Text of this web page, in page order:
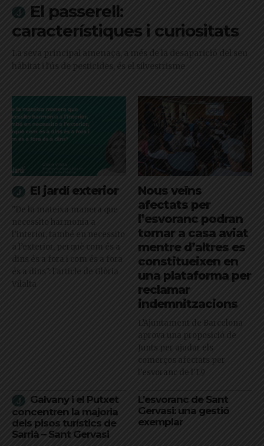
El passerell:
característiques i curiositats
La seva principal amenaça, a més de la desaparició del seu
hàbitat i l'ús de pesticides, és el silvestrisme
El jardí exterior
"De la mateixa manera que
necessito harmonia a
l’interior, també en necessito
a l’exterior, perquè com és a
dins és a fora i com és a fora
és a dins": l'article de Glòria
Vilalta
Nous veïns
afectats per
l’esvoranc podran
tornar a casa aviat
mentre d’altres es
constitueixen en
una plataforma per
reclamar
indemnitzacions
L’Ajuntament de Barcelona
aprova una proposició de
Junts per ajudar els
comerços afectats per
l'esvoranc de l'L9
Galvany i el Putxet
concentren la majoria
dels pisos turístics de
Sarrià – Sant Gervasi
L’esvoranc de Sant
Gervasi: una gestió
exemplar